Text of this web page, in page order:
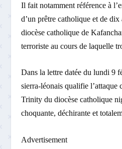
Il fait notamment référence à
d’un prêtre catholique et de dix
diocèse catholique de
terroriste au cours de laquelle
Dans la lettre datée du lundi 9
sierra-léonais qualifie l’attaque
Trinity du diocèse catholique
choquante, déchirante et
Advertisement